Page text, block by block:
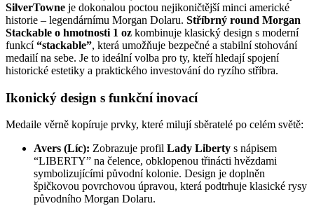
SilverTowne je dokonalou poctou nejikoničtější minci americké
historie – legendárnímu Morgan Dolaru. Stříbrný round Morgan
Stackable o hmotnosti 1 oz kombinuje klasický design s moderní
funkcí“stackable”, která umožňuje bezpečné a stabilní stohování
medailí na sebe. Je to ideální volba pro ty, kteří hledají spojení
historické estetiky a praktického investování do ryzího stříbra.
Ikonický design s funkční inovací
Medaile věrně kopíruje prvky, které milují sběratelé po celém světě:
Avers (Líc): Zobrazuje profil Lady Liberty s nápisem
“LIBERTY” na čelence, obklopenou třinácti hvězdami
symbolizujícími původní kolonie. Design je doplněn
špičkovou povrchovou úpravou, která podtrhuje klasické rysy
původního Morgan Dolaru.